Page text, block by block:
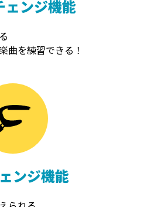
ェンジ機能
曲を練習できる！
ンジ機能